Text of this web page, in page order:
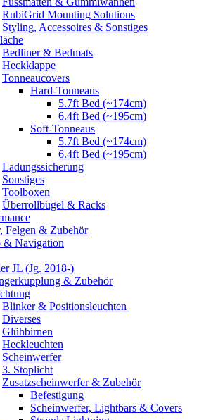
RubiGrid Mounting Solutions
Styling, Accessoires & Sonstiges
Bedliner & Bedmats
Heckklappe
Tonneaucovers
Hard-Tonneaus
5.7ft Bed (~174cm)
6.4ft Bed (~195cm)
Soft-Tonneaus
5.7ft Bed (~174cm)
6.4ft Bed (~195cm)
Ladungssicherung
Sonstiges
Toolboxen
Überrollbügel & Racks
Felgen & Zubehör
& Navigation
JL (Jg. 2018-)
& Zubehör
Blinker & Positionsleuchten
Diverses
Glühbirnen
Heckleuchten
Scheinwerfer
3. Stoplicht
Zusatzscheinwerfer & Zubehör
Befestigung
Scheinwerfer, Lightbars & Covers